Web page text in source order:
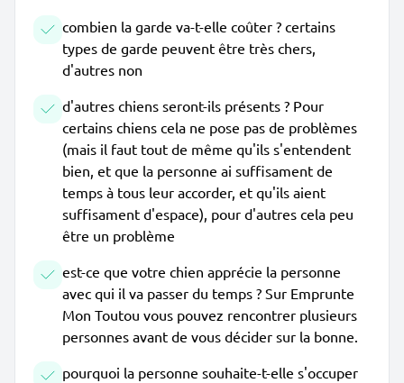
combien la garde va-t-elle coûter ? certains
types de garde peuvent être très chers,
d'autres non
d'autres chiens seront-ils présents ? Pour
certains chiens cela ne pose pas de problèmes
(mais il faut tout de même qu'ils s'entendent
bien, et que la personne ai suffisament de
temps à tous leur accorder, et qu'ils aient
suffisament d'espace), pour d'autres cela peu
être un problème
est-ce que votre chien apprécie la personne
avec qui il va passer du temps ? Sur Emprunte
Mon Toutou vous pouvez rencontrer plusieurs
personnes avant de vous décider sur la bonne.
pourquoi la personne souhaite-t-elle s'occuper